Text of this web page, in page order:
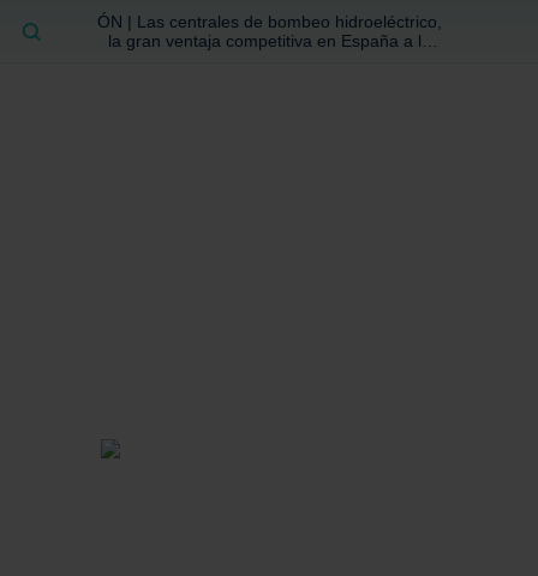
ÓN | Las centrales de bombeo hidroeléctrico,
la gran ventaja competitiva en España a la
BUSCAR